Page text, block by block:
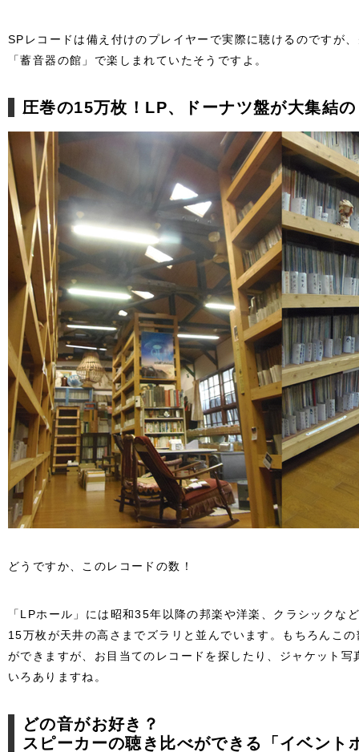
SPレコードは備え付けのプレイヤーで実際に聴けるのですが
「蓄音器の館」で楽しまれていたそうですよ。
圧巻の15万枚！LP、ドーナツ盤が大集結
どうですか、このレコードの数！
「LPホール」には昭和35年以降の邦楽や洋楽、クラシックな
15万枚が天井の高さまでズラリと並んでいます。もちろんこ
ができますが、お目当てのレコードを探したり、ジャケット
いろありますね。
どの音がお好き？
スピーカーの聴き比べができる「イベント